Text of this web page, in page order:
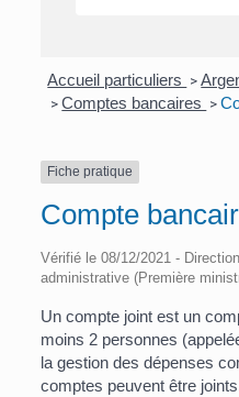
Accueil particuliers >
> Comptes bancaires >
Fiche pratique
Compte
Vérifié le 08/12/2021 -
administrative (Première
Un compte joint est un
moins 2 personnes
la gestion des dépenses
comptes peuvent être